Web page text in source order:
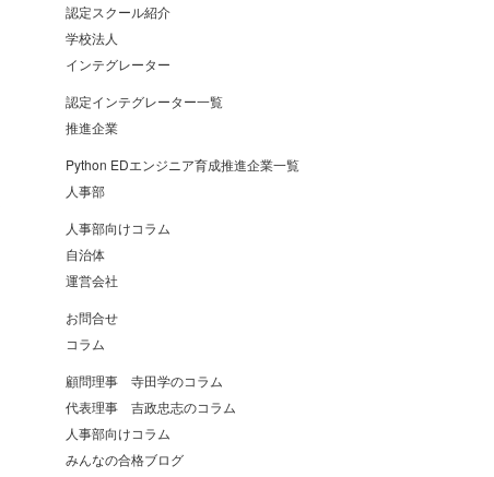
認定スクール紹介
学校法人
インテグレーター
認定インテグレーター一覧
推進企業
Python EDエンジニア育成推進企業一覧
人事部
人事部向けコラム
自治体
運営会社
お問合せ
コラム
顧問理事 寺田学のコラム
代表理事 吉政忠志のコラム
人事部向けコラム
みんなの合格ブログ